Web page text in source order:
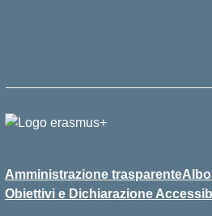
Amministrazione trasparente
Obiettivi e Dichiarazione